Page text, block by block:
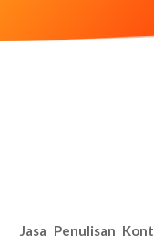
Jasa Penulisan